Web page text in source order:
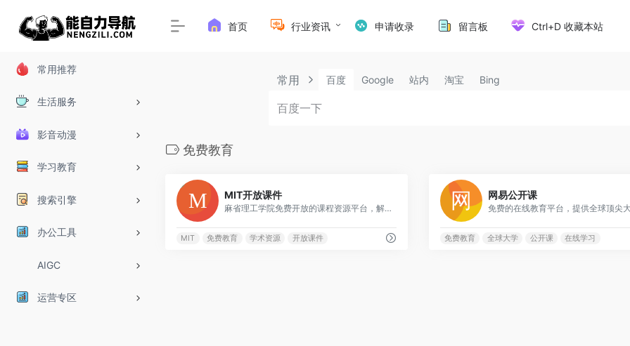
常用推荐
生活服务
影音动漫
学习教育
搜索引擎
办公工具
AIGC
运营专区
首页 行业资讯 申请收录 留言板 Ctrl+D 收藏本站
常用 百度 Google 站内 淘宝 Bing
免费教育
MIT开放课件
麻省理工学院免费开放的课程资源平台，解锁知识，赋能心智
MIT 免费教育 学术资源 开放课件
网易公开课
免费教育 全球大学 公开课 在线学习